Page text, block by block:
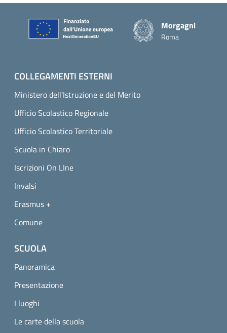
Piè di pagina
Morgagni
Roma
COLLEGAMENTI ESTERNI
Ministero dell'Istruzione e del Merito
Ufficio Scolastico Regionale
Ufficio Scolastico Territoriale
Scuola in Chiaro
Iscrizioni On LIne
Invalsi
Erasmus +
Comune
SCUOLA
Panoramica
Presentazione
I luoghi
Le carte della scuola